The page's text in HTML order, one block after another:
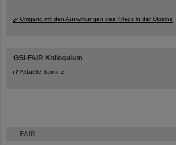
FAIR
Umgang mit den Auswirkungen des Kriegs in der Ukraine
GSI-FAIR Kolloquium
Aktuelle Termine